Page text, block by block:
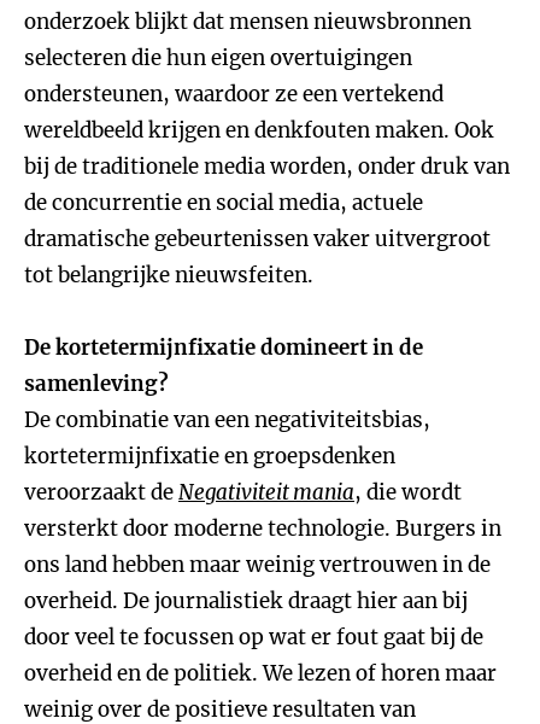
onderzoek blijkt dat mensen nieuwsbronnen
selecteren die hun eigen overtuigingen
ondersteunen, waardoor ze een vertekend
wereldbeeld krijgen en denkfouten maken. Ook
bij de traditionele media worden, onder druk van
de concurrentie en social media, actuele
dramatische gebeurtenissen vaker uitvergroot
tot belangrijke nieuwsfeiten.
De kortetermijnfixatie domineert in de
samenleving?
De combinatie van een negativiteitsbias,
kortetermijnfixatie en groepsdenken
veroorzaakt deNegativiteit mania, die wordt
versterkt door moderne technologie. Burgers in
ons land hebben maar weinig vertrouwen in de
overheid. De journalistiek draagt hier aan bij
door veel te focussen op wat er fout gaat bij de
overheid en de politiek. We lezen of horen maar
weinig over de positieve resultaten van